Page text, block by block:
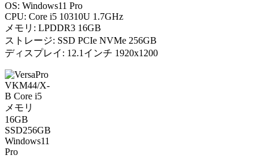
OS: Windows11 Pro
CPU: Core i5 10310U 1.7GHz
メモリ: LPDDR3 16GB
ストレージ: SSD PCIe NVMe 256GB
ディスプレイ: 12.1インチ 1920x1200